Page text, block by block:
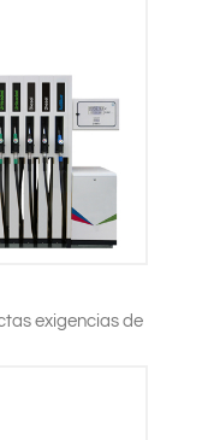
exigencias de